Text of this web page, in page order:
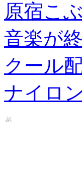
原宿こ
音楽が
クール
ナイロン